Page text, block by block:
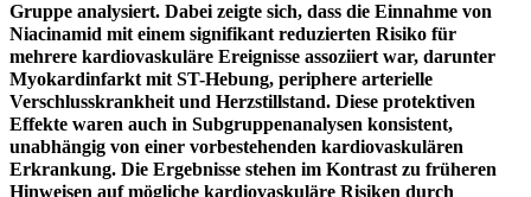
Gruppe analysiert. Dabei zeigte sich, dass die Einnahme von
Niacinamid mit einem signifikant reduzierten Risiko für
mehrere kardiovaskuläre Ereignisse assoziiert war, darunter
Myokardinfarkt mit ST-Hebung, periphere arterielle
Verschlusskrankheit und Herzstillstand. Diese protektiven
Effekte waren auch in Subgruppenanalysen konsistent,
unabhängig von einer vorbestehenden kardiovaskulären
Erkrankung. Die Ergebnisse stehen im Kontrast zu früheren
Hinweisen auf mögliche kardiovaskuläre Risiken durch